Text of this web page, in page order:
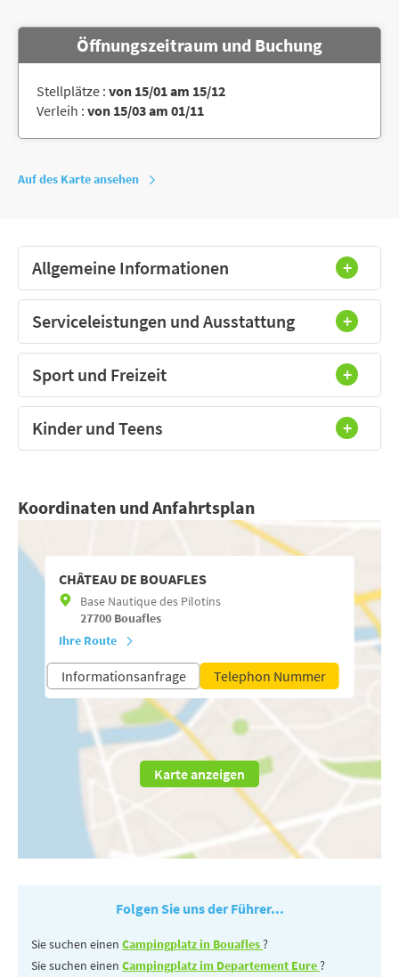
Öffnungszeitraum und Buchung
Stellplätze : von 15/01 am 15/12
Verleih : von 15/03 am 01/11
Auf des Karte ansehen
Allgemeine Informationen
Serviceleistungen und Ausstattung
Sport und Freizeit
Kinder und Teens
Koordinaten und Anfahrtsplan
CHÂTEAU DE BOUAFLES
Base Nautique des Pilotins
27700 Bouafles
Ihre Route
Informationsanfrage Telephon Nummer
Karte anzeigen
Folgen Sie uns der Führer...
Sie suchen einen Campingplatz in Bouafles?
Sie suchen einen Campingplatz im Departement Eure?